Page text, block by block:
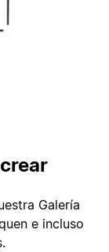
Galería
e incluso